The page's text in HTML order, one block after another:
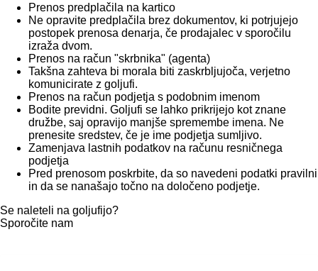
Prenos predplačila na kartico
Ne opravite predplačila brez dokumentov, ki potrjujejo
postopek prenosa denarja, če prodajalec v sporočilu
izraža dvom.
Prenos na račun "skrbnika" (agenta)
Takšna zahteva bi morala biti zaskrbljujoča, verjetno
komunicirate z goljufi.
Prenos na račun podjetja s podobnim imenom
Bodite previdni. Goljufi se lahko prikrijejo kot znane
družbe, saj opravijo manjše spremembe imena. Ne
prenesite sredstev, če je ime podjetja sumljivo.
Zamenjava lastnih podatkov na računu resničnega
podjetja
Pred prenosom poskrbite, da so navedeni podatki pravilni
in da se nanašajo točno na določeno podjetje.
Se naleteli na goljufijo?
Sporočite nam